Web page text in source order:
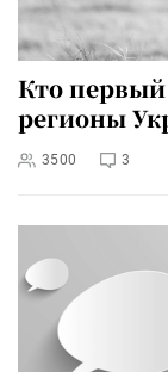
Кто первый
регионы
3500 3